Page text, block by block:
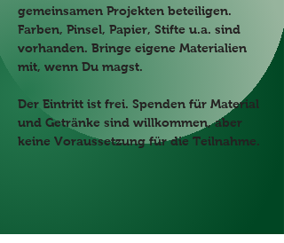
gemeinsamen Projekten beteiligen.
Farben, Pinsel, Papier, Stifte u.a. sind
vorhanden. Bringe eigene Materialien
mit, wenn Du magst.
Der Eintritt ist frei. Spenden für Material
und Getränke sind willkommen, aber
keine Voraussetzung für die Teilnahme.